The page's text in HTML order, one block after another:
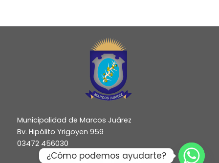
Municipalidad de Marcos Juárez
Bv. Hipólito Yrigoyen 959
03472 456030
¿Cómo podemos ayudarte?